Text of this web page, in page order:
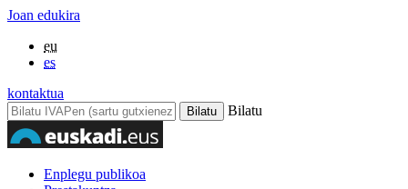
Joan edukira
eu
es
kontaktua
Bilatu
Enplegu publikoa